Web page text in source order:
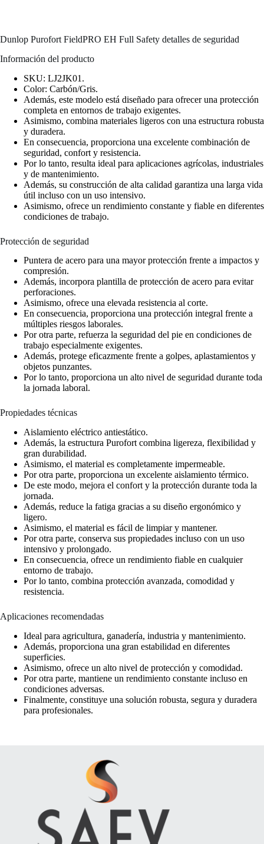
Dunlop Purofort FieldPRO EH Full Safety detalles de seguridad
Información del producto
SKU: LJ2JK01.
Color: Carbón/Gris.
Además, este modelo está diseñado para ofrecer una protección
completa en entornos de trabajo exigentes.
Asimismo, combina materiales ligeros con una estructura robusta
y duradera.
En consecuencia, proporciona una excelente combinación de
seguridad, confort y resistencia.
Por lo tanto, resulta ideal para aplicaciones agrícolas, industriales
y de mantenimiento.
Además, su construcción de alta calidad garantiza una larga vida
útil incluso con un uso intensivo.
Asimismo, ofrece un rendimiento constante y fiable en diferentes
condiciones de trabajo.
Protección de seguridad
Puntera de acero para una mayor protección frente a impactos y
compresión.
Además, incorpora plantilla de protección de acero para evitar
perforaciones.
Asimismo, ofrece una elevada resistencia al corte.
En consecuencia, proporciona una protección integral frente a
múltiples riesgos laborales.
Por otra parte, refuerza la seguridad del pie en condiciones de
trabajo especialmente exigentes.
Además, protege eficazmente frente a golpes, aplastamientos y
objetos punzantes.
Por lo tanto, proporciona un alto nivel de seguridad durante toda
la jornada laboral.
Propiedades técnicas
Aislamiento eléctrico antiestático.
Además, la estructura Purofort combina ligereza, flexibilidad y
gran durabilidad.
Asimismo, el material es completamente impermeable.
Por otra parte, proporciona un excelente aislamiento térmico.
De este modo, mejora el confort y la protección durante toda la
jornada.
Además, reduce la fatiga gracias a su diseño ergonómico y
ligero.
Asimismo, el material es fácil de limpiar y mantener.
Por otra parte, conserva sus propiedades incluso con un uso
intensivo y prolongado.
En consecuencia, ofrece un rendimiento fiable en cualquier
entorno de trabajo.
Por lo tanto, combina protección avanzada, comodidad y
resistencia.
Aplicaciones recomendadas
Ideal para agricultura, ganadería, industria y mantenimiento.
Además, proporciona una gran estabilidad en diferentes
superficies.
Asimismo, ofrece un alto nivel de protección y comodidad.
Por otra parte, mantiene un rendimiento constante incluso en
condiciones adversas.
Finalmente, constituye una solución robusta, segura y duradera
para profesionales.